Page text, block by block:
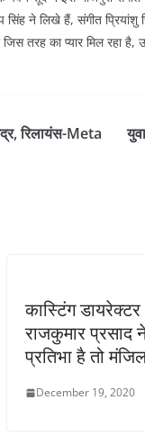
ने लिखे हैं, संगीत प्रियांशु
जिस तरह का प्यार मिल
रिलायंस-Meta
कास्टिंग डायरेक्टर
राजकुमार प्रसाद
प्रतिभा है तो
December 19, 2020